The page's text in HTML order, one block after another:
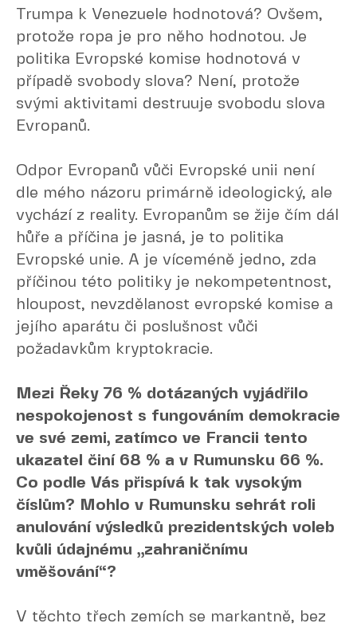
Trumpa k Venezuele hodnotová? Ovšem,
protože ropa je pro něho hodnotou. Je
politika Evropské komise hodnotová v
případě svobody slova? Není, protože
svými aktivitami destruuje svobodu slova
Evropanů.
Odpor Evropanů vůči Evropské unii není
dle mého názoru primárně ideologický, ale
vychází z reality. Evropanům se žije čím dál
hůře a příčina je jasná, je to politika
Evropské unie. A je víceméně jedno, zda
příčinou této politiky je nekompetentnost,
hloupost, nevzdělanost evropské komise a
jejího aparátu či poslušnost vůči
požadavkům kryptokracie.
Mezi Řeky 76 % dotázaných vyjádřilo
nespokojenost s fungováním demokracie
ve své zemi, zatímco ve Francii tento
ukazatel činí 68 % a v Rumunsku 66 %.
Co podle Vás přispívá k tak vysokým
číslům? Mohlo v Rumunsku sehrát roli
anulování výsledků prezidentských voleb
kvůli údajnému „zahraničnímu
vměšování“?
V těchto třech zemích se markantně, bez